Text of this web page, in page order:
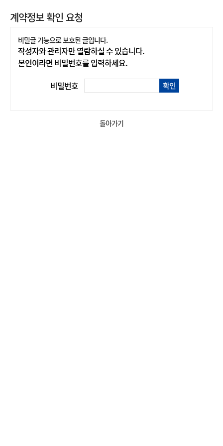
계약정보 확인 요청
비밀글 기능으로 보호된 글입니다.
작성자와 관리자만 열람하실 수 있습니다.
본인이라면 비밀번호를 입력하세요.
비밀번호
확인
돌아가기